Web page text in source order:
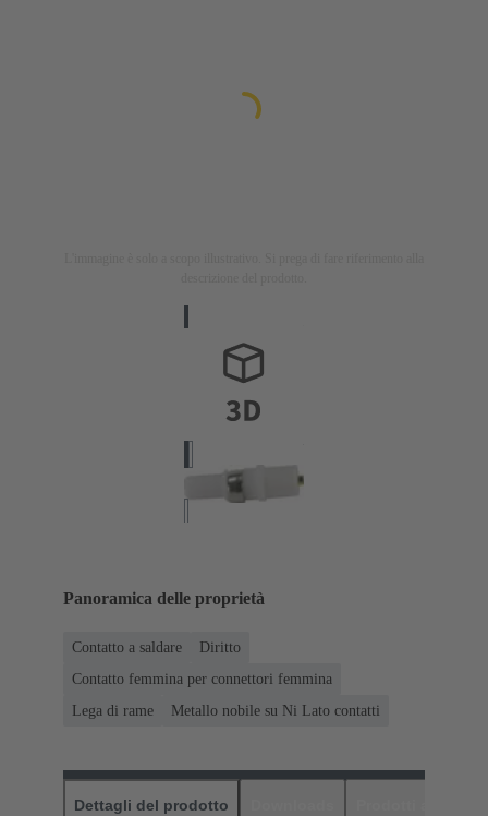
Panoramica delle proprietà
Contatto a saldare
Diritto
Contatto femmina per connettori femmina
Lega di rame
Metallo nobile su Ni Lato contatti
Dettagli del prodotto